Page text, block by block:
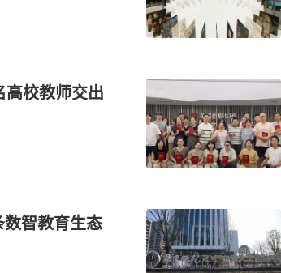
高校教师交出
智教育生态